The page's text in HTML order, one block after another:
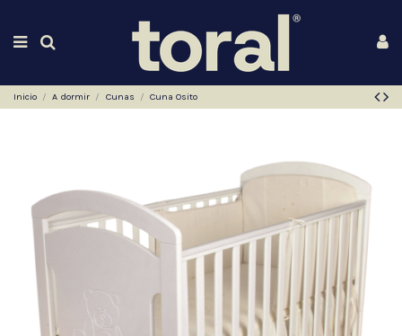
Inicio A dormir Cunas Cuna Osito